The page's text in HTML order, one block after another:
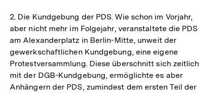
2. Die Kundgebung der PDS. Wie schon im Vorjahr,
aber nicht mehr im Folgejahr, veranstaltete die PDS
am Alexanderplatz in Berlin-Mitte, unweit der
gewerkschaftlichen Kundgebung, eine eigene
Protestversammlung. Diese überschnitt sich zeitlich
mit der DGB-Kundgebung, ermöglichte es aber
Anhängern der PDS, zumindest dem ersten Teil der